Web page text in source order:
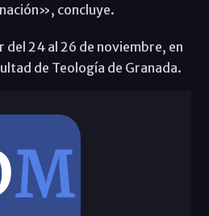
concluye.
del 24 al 26 de noviembre, en
de Teología de Granada.